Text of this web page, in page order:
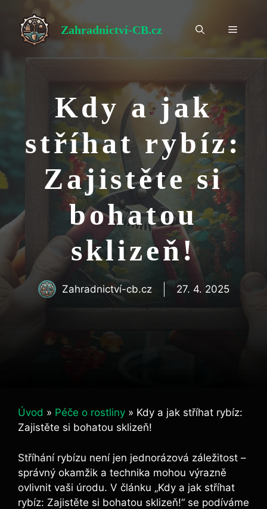
obsah
Zahradnictví-CB.cz Menu
Kdy a jak
stříhat rybíz:
Zajistěte si
bohatou
sklizeň!
Zahradnictví-cb.cz 27. 4. 2025
Úvod » Péče o rostliny » Kdy a jak stříhat rybíz:
Zajistěte si bohatou sklizeň!
Stříhání rybízu není jen jednorázová záležitost –
správný okamžik a technika mohou výrazně
ovlivnit vaši úrodu. V článku „Kdy a jak stříhat
rybíz: Zajistěte si bohatou sklizeň!“ se podíváme